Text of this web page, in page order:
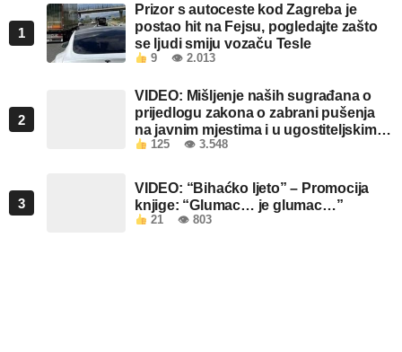
1
Prizor s autoceste kod Zagreba je
postao hit na Fejsu, pogledajte zašto
se ljudi smiju vozaču Tesle
9 👁 2.013
2
VIDEO: Mišljenje naših sugrađana o
prijedlogu zakona o zabrani pušenja
na javnim mjestima i u ugostiteljskim
objektima u FBiH
125 👁 3.548
3
VIDEO: “Bihaćko ljeto” – Promocija
knjige: “Glumac… je glumac…”
21 👁 803